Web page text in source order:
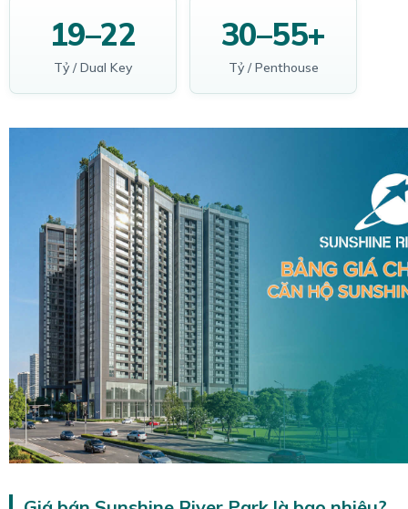
19–22
Tỷ / Dual Key
30–55+
Tỷ / Penthouse